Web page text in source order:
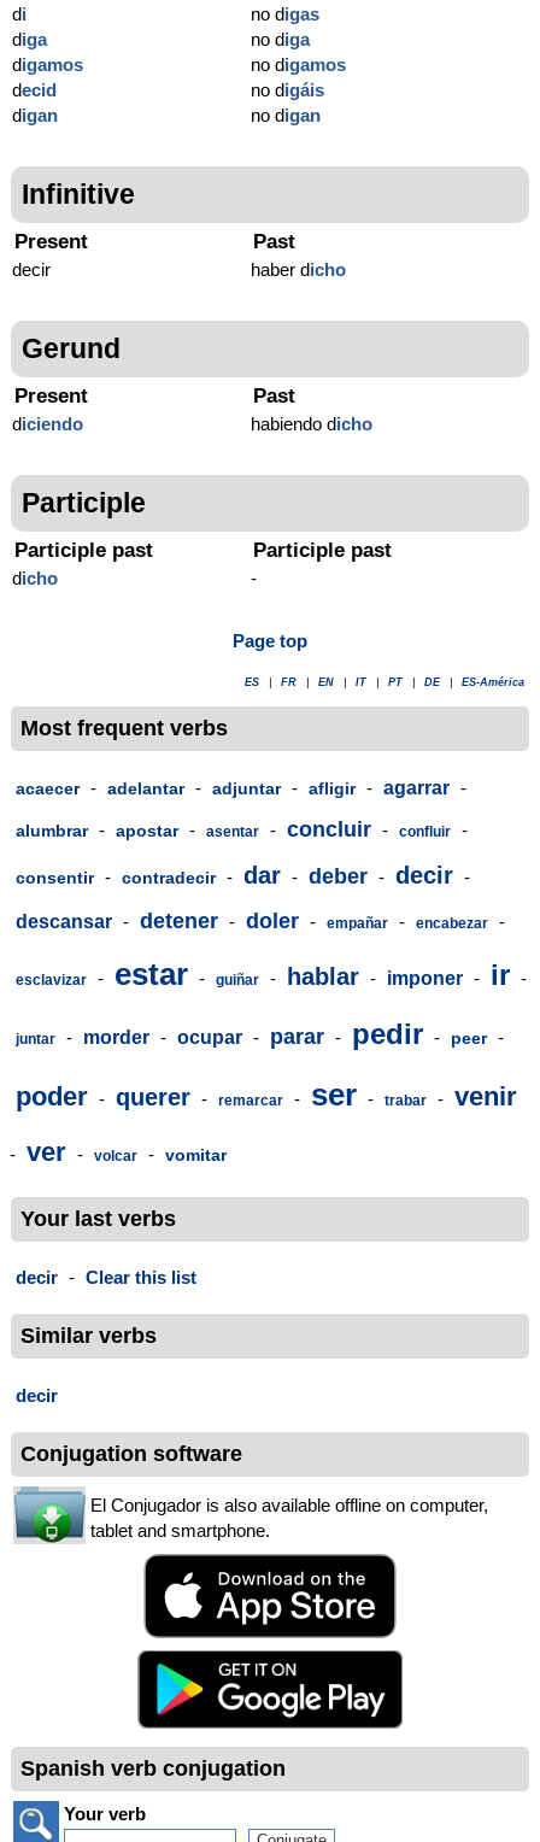
di
diga
digamos
decid
digan
no digas
no diga
no digamos
no digáis
no digan
Infinitive
Present
decir
Past
haber dicho
Gerund
Present
diciendo
Past
habiendo dicho
Participle
Participle past
dicho
Participle past
-
Page top
ES FR EN IT PT DE ES-América
Most frequent verbs
acaecer - adelantar - adjuntar - afligir - agarrar -
alumbrar - apostar - asentar - concluir - confluir -
consentir - contradecir - dar - deber - decir -
descansar - detener - doler - empañar - encabezar -
esclavizar - estar - guiñar - hablar - imponer - ir -
juntar - morder - ocupar - parar - pedir - peer -
poder - querer - remarcar - ser - trabar - venir
- ver - volcar - vomitar
Your last verbs
decir - Clear this list
Similar verbs
decir
Conjugation software
El Conjugador is also available offline on computer,
tablet and smartphone.
Spanish verb conjugation
Your verb